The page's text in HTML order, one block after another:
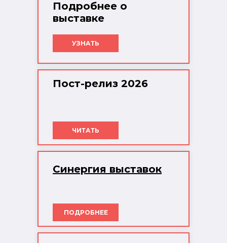
Пост-релиз 2026
ЧИТАТЬ
Синергия выставок
ПОДРОБНЕЕ
Подробнее о
выставке
УЗНАТЬ